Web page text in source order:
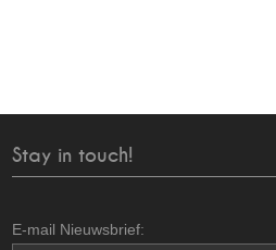
Stay in touch!
E-mail Nieuwsbrief: